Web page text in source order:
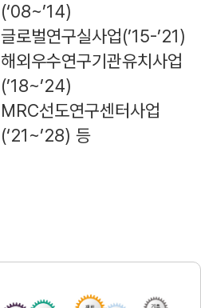
(‘08~’14)
글로벌연구실사업(’15-’21)
해외우수연구기관유치사업
(’18~’24)
MRC선도연구센터사업
(‘21~’28) 등